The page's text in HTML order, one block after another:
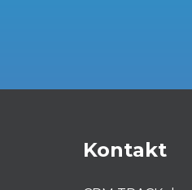
Kontakt